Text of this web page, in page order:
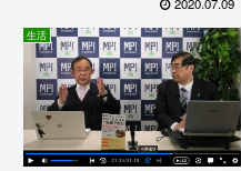
に参加してくれたり、貴重なお休
みの日に子供のお昼寝中に参加し
てくれたり、久々にみんな元気な
顔を見せてくれてありがとう！★
文末にとっておき情報あり「人体
に無害な紫外線を使った殺菌装置
が今秋にも登場！」
2020.07.09
生活